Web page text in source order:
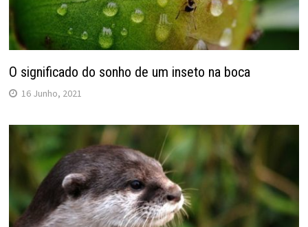
O significado do sonho de um inseto na boca
16 Junho, 2021